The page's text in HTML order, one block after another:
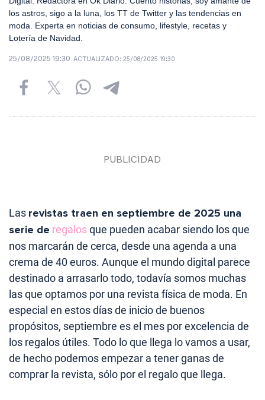
los astros, sigo a la luna, los TT de Twitter y las tendencias en
moda. Experta en noticias de consumo, lifestyle, recetas y
Lotería de Navidad.
25/08/2025 19:30 ACTUALIZADO: 25/08/2025 19:30
Las revistas traen en septiembre de 2025 una
serie de regalosque pueden acabar siendo los que
nos marcarán de cerca, desde una agenda a una
crema de 40 euros. Aunque el mundo digital parece
destinado a arrasarlo todo, todavía somos muchas
las que optamos por una revista física de moda. En
especial en estos días de inicio de buenos
propósitos, septiembre es el mes por excelencia de
los regalos útiles. Todo lo que llega lo vamos a usar,
de hecho podemos empezar a tener ganas de
comprar la revista, sólo por el regalo que llega.